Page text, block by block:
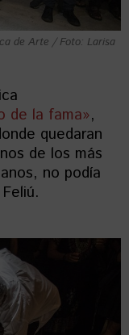
de Arte / Foto: Larisa
de la fama»,
quedaran
de los más
no podía